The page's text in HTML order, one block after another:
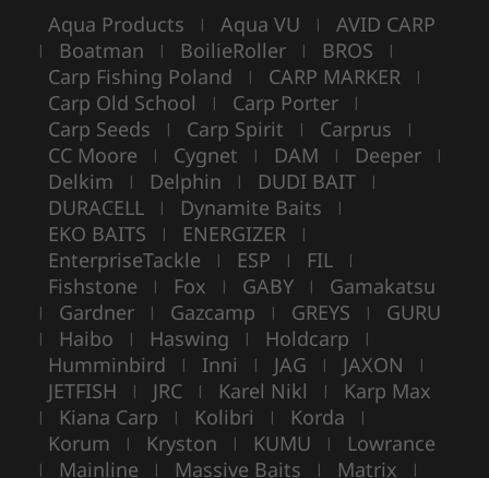
Aqua Products | Aqua VU | AVID CARP
| Boatman | BoilieRoller | BROS |
Carp Fishing Poland | CARP MARKER |
Carp Old School | Carp Porter |
Carp Seeds | Carp Spirit | Carprus |
CC Moore | Cygnet | DAM | Deeper |
Delkim | Delphin | DUDI BAIT |
DURACELL | Dynamite Baits |
EKO BAITS | ENERGIZER |
EnterpriseTackle | ESP | FIL |
Fishstone | Fox | GABY | Gamakatsu
| Gardner | Gazcamp | GREYS | GURU
| Haibo | Haswing | Holdcarp |
Humminbird | Inni | JAG | JAXON |
JETFISH | JRC | Karel Nikl | Karp Max
| Kiana Carp | Kolibri | Korda |
Korum | Kryston | KUMU | Lowrance
| Mainline | Massive Baits | Matrix |